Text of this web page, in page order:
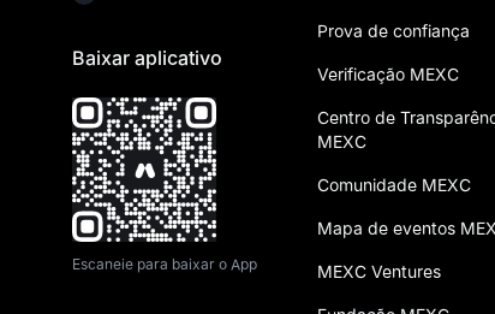
Baixar aplicativo
Escaneie para baixar o App
Prova de confiança
Verificação MEXC
Centro de
MEXC
Comunidade MEXC
Mapa de eventos
MEXC Ventures